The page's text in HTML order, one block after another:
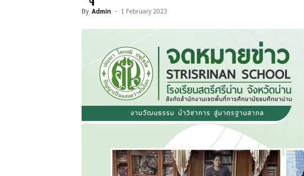
By Admin - 1 February 2023